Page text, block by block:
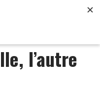
l’autre